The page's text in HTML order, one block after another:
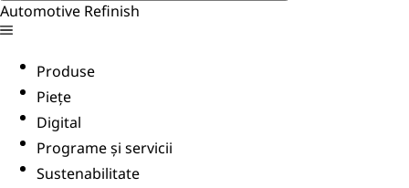
Automotive Refinish
Produse
Piețe
Digital
Programe și servicii
Sustenabilitate